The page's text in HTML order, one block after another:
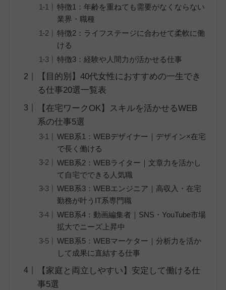
特徴1：年齢を重ねても需要がなくならない
業界・職種
特徴2：ライフステージに合わせて柔軟に働
ける
特徴3：経験や人間力が活かせる仕事
【目的別】40代女性におすすめの一生でき
る仕事20選一覧表
【在宅ワークOK】スキルを活かせるWEB
系の仕事5選
WEB系1：WEBデザイナー｜デザイン×在宅
で長く働ける
WEB系2：WEBライター｜文章力を活かし
て自宅でできる人気職
WEB系3：WEBエンジニア｜高収入・在宅
勤務が叶うIT系専門職
WEB系4：動画編集者｜SNS・YouTube市場
拡大でニーズ上昇中
WEB系5：WEBマーケター｜分析力を活か
して成果に直結する仕事
【家庭と両立しやすい】安定して働ける仕
事5選